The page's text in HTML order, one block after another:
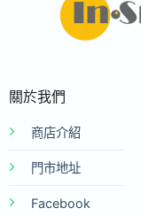
關於我們
商店介紹
門市地址
Facebook